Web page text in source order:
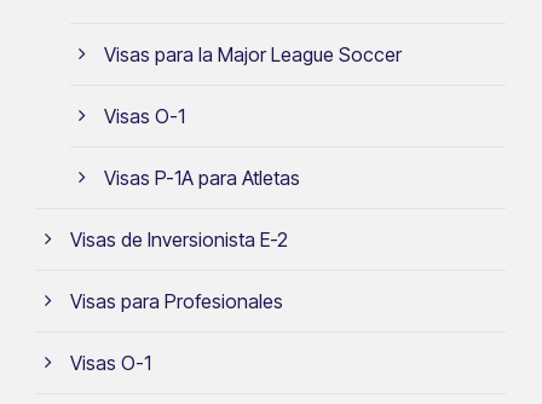
Visas para la Major League Soccer
Visas O-1
Visas P-1A para Atletas
Visas de Inversionista E-2
Visas para Profesionales
Visas O-1